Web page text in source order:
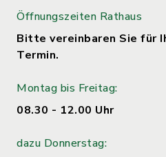
Öffnungszeiten Rathaus
Bitte vereinbaren Sie für
Termin.
Montag bis Freitag:
08.30 - 12.00 Uhr
dazu Donnerstag: